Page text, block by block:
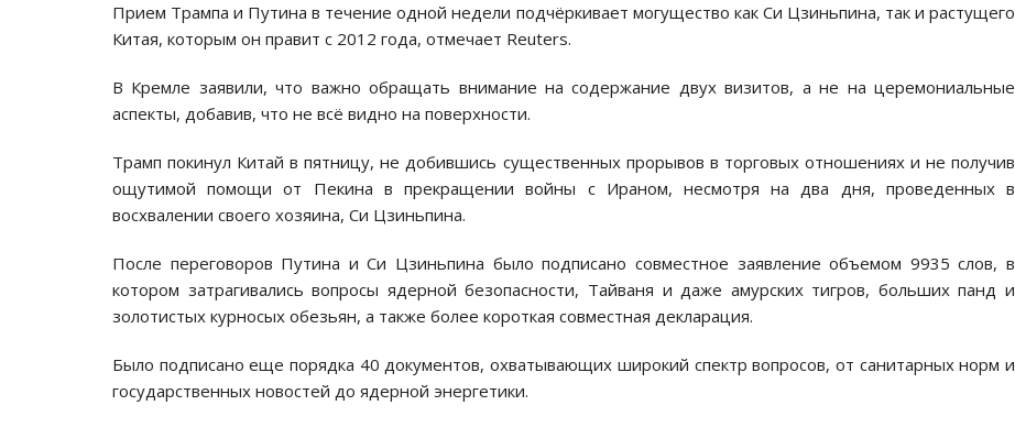
Прием Трампа и Путина в течение одной недели подчёркивает могущество как Си Цзиньпина, так и растущего
Китая, которым он правит с 2012 года, отмечает Reuters.
В Кремле заявили, что важно обращать внимание на содержание двух визитов, а не на церемониальные
аспекты, добавив, что не всё видно на поверхности.
Трамп покинул Китай в пятницу, не добившись существенных прорывов в торговых отношениях и не получив
ощутимой помощи от Пекина в прекращении войны с Ираном, несмотря на два дня, проведенных в
восхвалении своего хозяина, Си Цзиньпина.
После переговоров Путина и Си Цзиньпина было подписано совместное заявление объемом 9935 слов, в
котором затрагивались вопросы ядерной безопасности, Тайваня и даже амурских тигров, больших панд и
золотистых курносых обезьян, а также более короткая совместная декларация.
Было подписано еще порядка 40 документов, охватывающих широкий спектр вопросов, от санитарных норм и
государственных новостей до ядерной энергетики.